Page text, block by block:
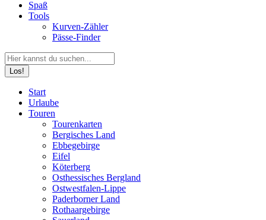
Spaß
Tools
Kurven-Zähler
Pässe-Finder
Search:
page
opens
page
opens
page
opens
Start
Urlaube
Touren
Tourenkarten
Bergisches Land
Ebbegebirge
Eifel
Köterberg
Osthessisches Bergland
Ostwestfalen-Lippe
Paderborner Land
Rothaargebirge